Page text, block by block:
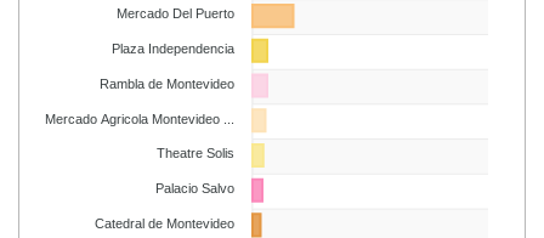
Mercado Del Puerto
Plaza Independencia
Rambla de Montevideo
Mercado Agricola Montevideo ...
Theatre Solis
Palacio Salvo
Catedral de Montevideo